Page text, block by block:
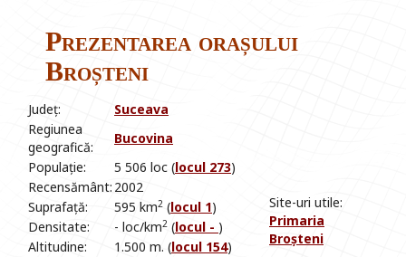
Prezentarea orașului
Broșteni
Județ: Suceava
Site-uri utile:
Primaria
Broșteni
Regiunea
geografică:
Bucovina
Populație:
5 506 loc (locul 273)
Recensământ: 2002
Suprafață:
595 km2 (locul 1)
Densitate:
- loc/km2 (locul - )
Altitudine:
1.500 m. (locul 154)